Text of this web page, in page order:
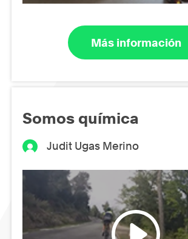
Más información
Somos química
Judit Ugas Merino